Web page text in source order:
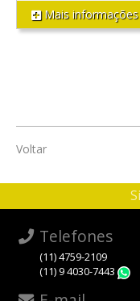
Mais informações
Voltar
Telefones
(11) 4759-2109
(11) 9 4030-7443